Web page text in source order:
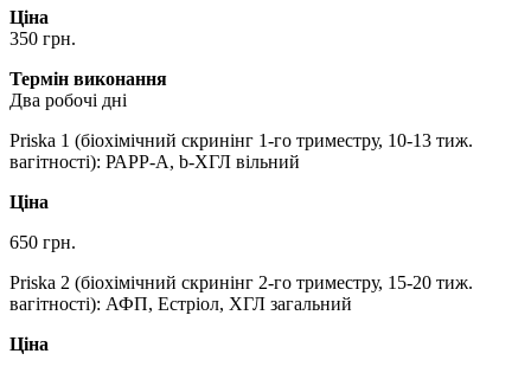
Ціна
350 грн.
Термін виконання
Два робочі дні
Priska 1 (біохімічний скринінг 1-го триместру, 10-13 тиж.
вагітності): РАРР-А, b-ХГЛ вільний
Ціна
650 грн.
Priska 2 (біохімічний скринінг 2-го триместру, 15-20 тиж.
вагітності): АФП, Естріол, ХГЛ загальний
Ціна